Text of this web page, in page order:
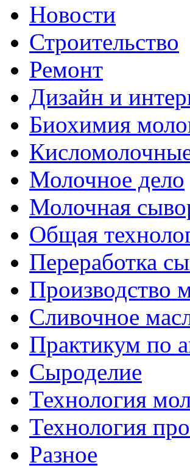
Новости
Строительство
Ремонт
Дизайн и
Биохимия
Молочное дело
Молочная
Общая
Переработка
Производство
Сливочное
Практикум по
Сыроделие
Технология
Технология
Разное